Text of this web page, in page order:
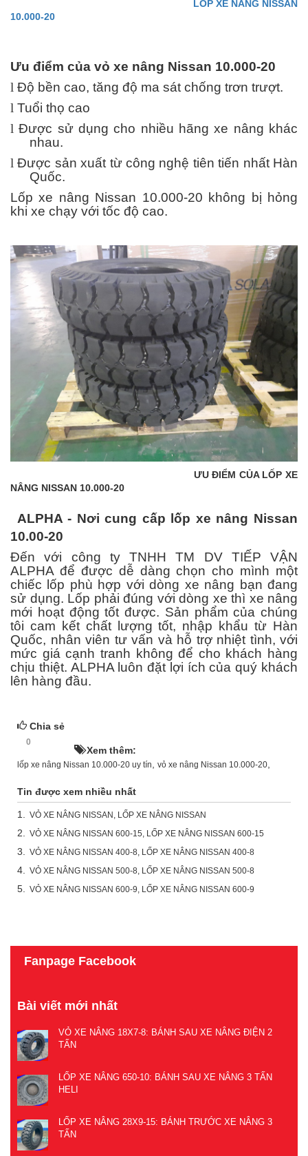
LỐP XE NÂNG NISSAN
10.000-20
Ưu điểm của vỏ xe nâng Nissan 10.000-20
l Độ bền cao, tăng độ ma sát chống trơn trượt.
l Tuổi thọ cao
lĐược sử dụng cho nhiều hãng xe nâng khác
nhau.
lĐược sản xuất từ công nghệ tiên tiến nhất Hàn
Quốc.
Lốp xe nâng Nissan 10.000-20 không bị hỏng
khi xe chạy với tốc độ cao.
ƯU ĐIỂM CỦA LỐP XE
NÂNG NISSAN 10.000-20
ALPHA - Nơi cung cấp lốp xe nâng Nissan
10.00-20
Đến với công ty TNHH TM DV TIẾP VẬN
ALPHA để được dễ dàng chọn cho mình một
chiếc lốp phù hợp với dòng xe nâng bạn đang
sử dụng. Lốp phải đúng với dòng xe thì xe nâng
mới hoạt động tốt được. Sản phẩm của chúng
tôi cam kết chất lượng tốt, nhập khẩu từ Hàn
Quốc, nhân viên tư vấn và hỗ trợ nhiệt tình, với
mức giá cạnh tranh không để cho khách hàng
chịu thiệt. ALPHA luôn đặt lợi ích của quý khách
lên hàng đầu.
Chia sẻ
0
Xem thêm:
lốp xe nâng Nissan 10.000-20 uy tín vỏ xe nâng Nissan 10.000-20
Tin được xem nhiều nhất
1. VỎ XE NÂNG NISSAN, LỐP XE NÂNG NISSAN
2. VỎ XE NÂNG NISSAN 600-15, LỐP XE NÂNG NISSAN 600-15
3. VỎ XE NÂNG NISSAN 400-8, LỐP XE NÂNG NISSAN 400-8
4. VỎ XE NÂNG NISSAN 500-8, LỐP XE NÂNG NISSAN 500-8
5. VỎ XE NÂNG NISSAN 600-9, LỐP XE NÂNG NISSAN 600-9
Fanpage Facebook
Bài viết mới nhất
VỎ XE NÂNG 18X7-8: BÁNH SAU XE NÂNG ĐIỆN 2
TẤN
LỐP XE NÂNG 650-10: BÁNH SAU XE NÂNG 3 TẤN
HELI
LỐP XE NÂNG 28X9-15: BÁNH TRƯỚC XE NÂNG 3
TẤN